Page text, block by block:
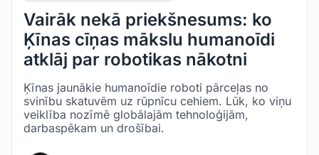
Vairāk nekā priekšnesums: ko
Ķīnas cīņas mākslu humanoīdi
atklāj par robotikas nākotni
Ķīnas jaunākie humanoīdie roboti pārceļas no
svinību skatuvēm uz rūpnīcu cehiem. Lūk, ko viņu
veiklība nozīmē globālajām tehnoloģijām,
darbaspēkam un drošībai.